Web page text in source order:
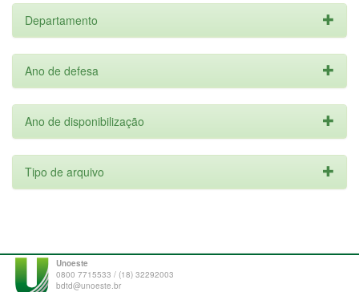
Departamento
Ano de defesa
Ano de disponibilização
Tipo de arquivo
Unoeste
0800 7715533 / (18) 32292003
bdtd@unoeste.br